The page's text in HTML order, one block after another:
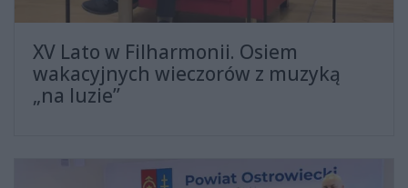
XV Lato w Filharmonii. Osiem
wakacyjnych wieczorów z muzyką
„na luzie”